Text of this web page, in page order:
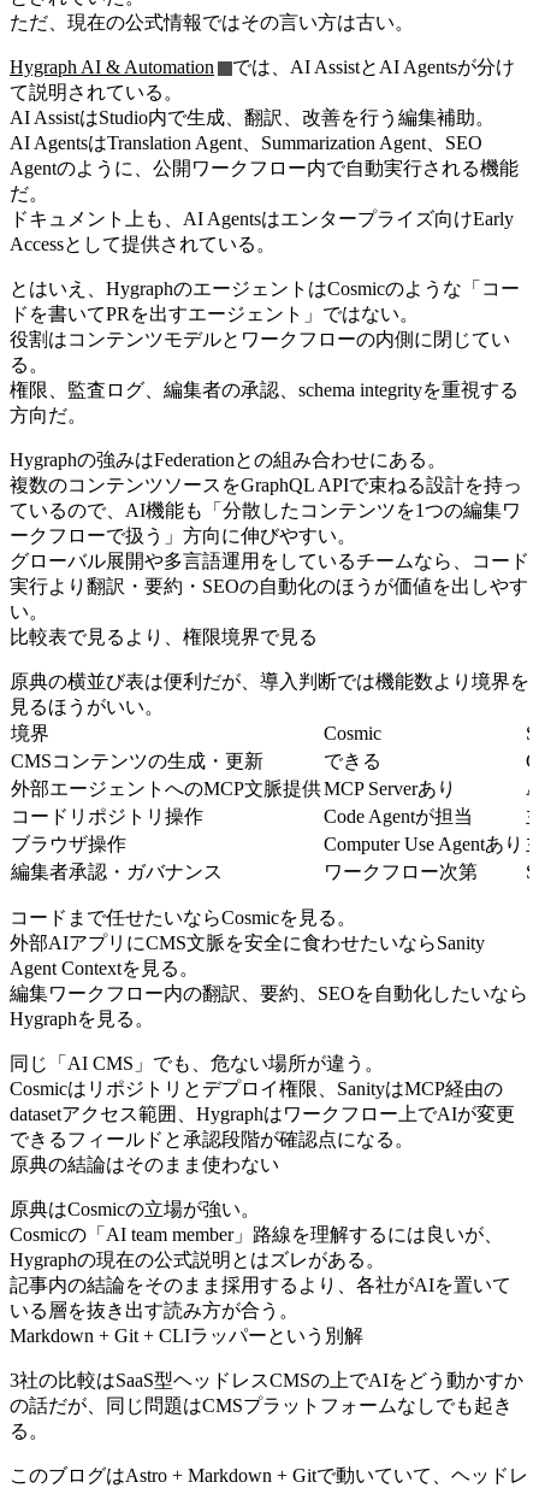
ただ、現在の公式情報ではその言い方は古い。
Hygraph AI & Automation
では、AI AssistとAI Agentsが分け
て説明されている。
AI AssistはStudio内で生成、翻訳、改善を行う編集補助。
AI AgentsはTranslation Agent、Summarization Agent、SEO
Agentのように、公開ワークフロー内で自動実行される機能
だ。
ドキュメント上も、AI Agentsはエンタープライズ向けEarly
Accessとして提供されている。
とはいえ、HygraphのエージェントはCosmicのような「コー
ドを書いてPRを出すエージェント」ではない。
役割はコンテンツモデルとワークフローの内側に閉じてい
る。
権限、監査ログ、編集者の承認、schema integrityを重視する
方向だ。
Hygraphの強みはFederationとの組み合わせにある。
複数のコンテンツソースをGraphQL APIで束ねる設計を持っ
ているので、AI機能も「分散したコンテンツを1つの編集ワ
ークフローで扱う」方向に伸びやすい。
グローバル展開や多言語運用をしているチームなら、コード
実行より翻訳・要約・SEOの自動化のほうが価値を出しやす
い。
比較表で見るより、権限境界で見る
原典の横並び表は便利だが、導入判断では機能数より境界を
見るほうがいい。
境界
Cosmic
CMSコンテンツの生成・更新
できる
外部エージェントへのMCP文脈提供MCP Serverあり
コードリポジトリ操作
Code Agentが担当
ブラウザ操作
Computer Use Agentあり
編集者承認・ガバナンス
ワークフロー次第
コードまで任せたいならCosmicを見る。
外部AIアプリにCMS文脈を安全に食わせたいならSanity
Agent Contextを見る。
編集ワークフロー内の翻訳、要約、SEOを自動化したいなら
Hygraphを見る。
同じ「AI CMS」でも、危ない場所が違う。
Cosmicはリポジトリとデプロイ権限、SanityはMCP経由の
datasetアクセス範囲、Hygraphはワークフロー上でAIが変更
できるフィールドと承認段階が確認点になる。
原典の結論はそのまま使わない
原典はCosmicの立場が強い。
Cosmicの「AI team member」路線を理解するには良いが、
Hygraphの現在の公式説明とはズレがある。
記事内の結論をそのまま採用するより、各社がAIを置いて
いる層を抜き出す読み方が合う。
Markdown + Git + CLIラッパーという別解
3社の比較はSaaS型ヘッドレスCMSの上でAIをどう動かすか
の話だが、同じ問題はCMSプラットフォームなしでも起き
る。
このブログはAstro + Markdown + Gitで動いていて、ヘッドレ